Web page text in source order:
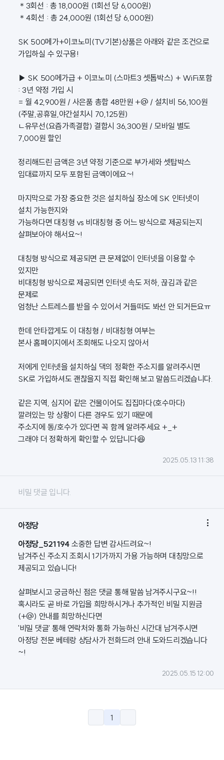
＊3회선 : 총 18,000원 (1회선 당 6,000원)
＊4회선 : 총 24,000원 (1회선 당 6,000원)
SK 500메가+이코노미(TV기본)상품은 아래와 같은 조건으로
가입하실 수 있구용!
▶ SK 500메가급 + 이코노미 (스마트3 셋톱박스) + WiFi포함
: 3년 약정 가입 시
= 월 42,900원 / 사은품 총합 48만원 +@ / 설치비 56,100원
(주말,공휴일,야간설치시 70,125원)
ㄴ유무선(요즘가족결합) 결합시 36,300원 / 모바일 별도
7,000원 할인
정리해드린 금액은 3년 약정 기준으로 부가세와 셋탑박스
임대료까지 모두 포함된 금액이에요~!
마지막으로 가장 중요한 것은 설치하실 장소에 SK 인터넷이
설치 가능한지와
가능하다면 대칭형 vs 비대칭형 중 어느 방식으로 제공되는지
살펴보아야 해서요~!
대칭형 방식으로 제공되면 큰 문제없이 인터넷을 이용할 수
있지만
비대칭형 방식으로 제공되면 인터넷 속도 저하, 끊김과 같은
문제로
엄청난 스트레스를 받을 수 있어서 거들떠도 봐선 안 되거든요ㅠ
한데 안타깝게도 이 대칭형 / 비대칭형 여부는
본사 홈페이지에서 조회해도 나오지 않아서
저에게 인터넷을 설치하실 댁의 정확한 주소지를 알려주시면
SK로 가입하셔도 괜찮을지 직접 확인해 보고 말씀드리겠습니다.
같은 지역, 심지어 같은 건물이어도 집집마다(호수마다)
깔려있는 망 상황이 다른 경우도 있기 때문에
주소지에 동/호수가 있다면 꼭 함께 알려주세요 +_+
그래야 더 정확하게 확인할 수 있답니다😆
2025.05.13 11:38
비밀 댓글 입니다.
아정당 
아정당_521194 소중한 답변 감사드려요~!
남겨주신 주소지 조회시 1기가까지 가용 가능하며 대칭망으로
제공되고 있습니다!
살펴보시고 궁금하신 점은 댓글 통해 말씀 남겨주시구요~!!
혹시라도 곧 바로 가입을 희망하시거나 추가적인 비밀 지원금
(+@) 안내를 희망하신다면
'비밀 댓글' 통해 연락처와 통화 가능하신 시간대 남겨주시면
아정당 전문 베테랑 상담사가 전화드려 안내 도와드리겠습니다
~!
2025.05.15 12:00
1